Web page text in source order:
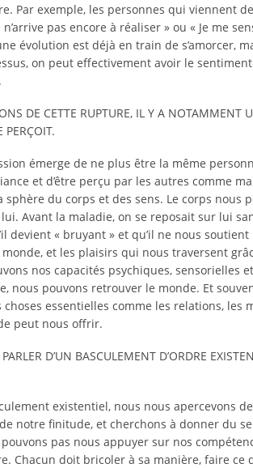
Par exemple, les personnes qui viennent
pas encore à réaliser » ou « Je me
évolution est déjà en train de s’amorcer,
on peut effectivement avoir le
DE CETTE RUPTURE, IL Y A NOTAMMENT
émerge de ne plus être la même
et d’être perçu par les autres comme
du corps et des sens. Le corps nous
lui. Avant la maladie, on se reposait sur lui
devient « bruyant » et qu’il ne nous
et les plaisirs qui nous traversent
nos capacités psychiques, sensorielles
nous pouvons retrouver le monde. Et
choses essentielles comme les relations, les
peut nous offrir.
D’UN BASCULEMENT D’ORDRE
existentiel, nous nous apercevons
notre finitude, et cherchons à donner du
pas nous appuyer sur nos
Chacun doit bricoler à sa manière, faire ce